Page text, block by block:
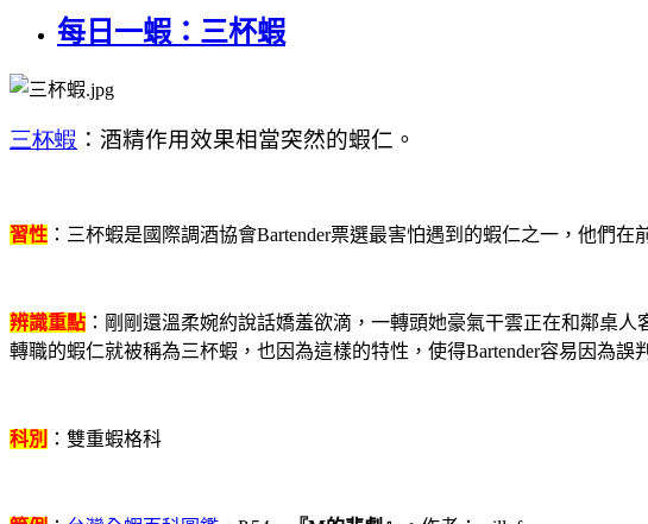
每日一蝦：三杯蝦
三杯蝦 ：酒精作用效果相當突然的蝦仁。
習性 ：三杯蝦是國際調酒協會Bartender票選最害怕遇到的蝦仁之一，他們
辨識重點 ：剛剛還溫柔婉約說話嬌羞欲滴，一轉頭她豪氣干雲正在和鄰桌
轉職的蝦仁就被稱為三杯蝦，也因為這樣的特性，使得Bartender容易因為
科別 ：雙重蝦格科